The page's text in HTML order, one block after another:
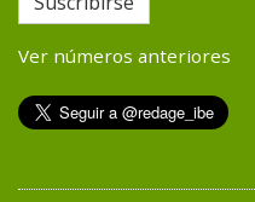
Ver números anteriores